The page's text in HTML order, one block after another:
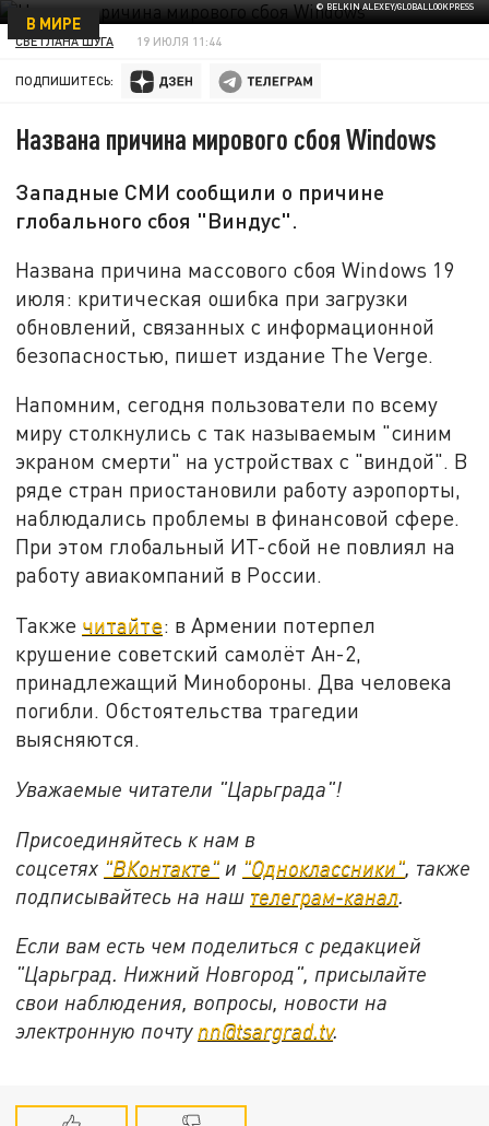
© BELKIN ALEXEY/GLOBALLOOKPRESS
В МИРЕ
СВЕТЛАНА ШУГА 19 ИЮЛЯ 11:44
ПОДПИШИТЕСЬ:
Названа причина мирового сбоя Windows
Западные СМИ сообщили о причине
глобального сбоя "Виндус".
Названа причина массового сбоя Windows 19
июля: критическая ошибка при загрузки
обновлений, связанных с информационной
безопасностью, пишет издание The Verge.
Напомним, сегодня пользователи по всему
миру столкнулись с так называемым "синим
экраном смерти" на устройствах с "виндой". В
ряде стран приостановили работу аэропорты,
наблюдались проблемы в финансовой сфере.
При этом глобальный ИТ-сбой не повлиял на
работу авиакомпаний в России.
Также читайте: в Армении потерпел
крушение советский самолёт Ан-2,
принадлежащий Минобороны. Два человека
погибли. Обстоятельства трагедии
выясняются.
Уважаемые читатели "Царьграда"!
Присоединяйтесь к нам в
соцсетях "ВКонтакте" и "Одноклассники" , также
подписывайтесь на наш телеграм-канал
Если вам есть чем поделиться с редакцией
"Царьград. Нижний Новгород", присылайте
свои наблюдения, вопросы, новости на
электронную почту nn@tsargrad.tv.